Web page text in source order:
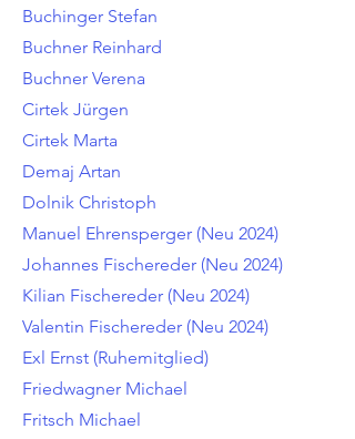
Buchinger Stefan
Buchner Reinhard
Buchner Verena
Cirtek Jürgen
Cirtek Marta
Demaj Artan
Dolnik Christoph
Manuel Ehrensperger (Neu 2024)
Johannes Fischereder (Neu 2024)
Kilian Fischereder (Neu 2024)
Valentin Fischereder (Neu 2024)
Exl Ernst (Ruhemitglied)
Friedwagner Michael
Fritsch Michael